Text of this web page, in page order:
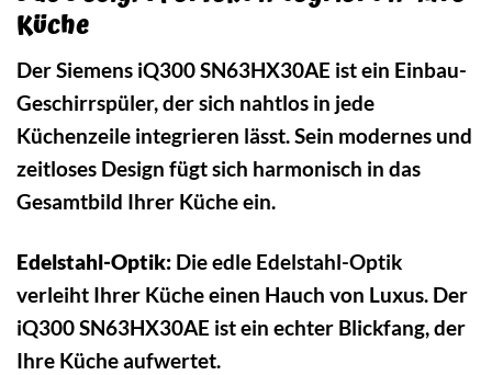
Küche
Der Siemens iQ300 SN63HX30AE ist ein Einbau-
Geschirrspüler, der sich nahtlos in jede
Küchenzeile integrieren lässt. Sein modernes und
zeitloses Design fügt sich harmonisch in das
Gesamtbild Ihrer Küche ein.
Edelstahl-Optik: Die edle Edelstahl-Optik
verleiht Ihrer Küche einen Hauch von Luxus. Der
iQ300 SN63HX30AE ist ein echter Blickfang, der
Ihre Küche aufwertet.